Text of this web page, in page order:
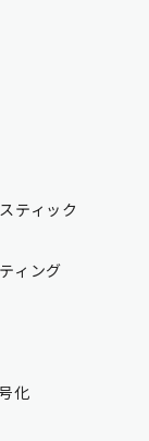
ティック
ィング
化